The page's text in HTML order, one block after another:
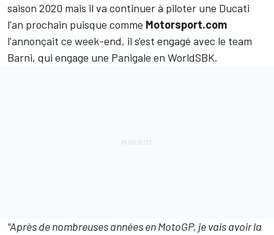
saison 2020 mais il va continuer à piloter une Ducati
l'an prochain puisque comme Motorsport.com
l'annonçait ce week-end, il s'est engagé avec le team
Barni, qui engage une Panigale en WorldSBK.
"Après de nombreuses années en MotoGP, je vais avoir la